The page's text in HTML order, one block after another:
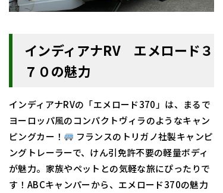
インディアナRV エメロード３
７０の魅力
インディアナRVの「エメロード370」は、まるで
ヨーロッパ風のコンパクトヴィラのようなキャン
ピングカー！
フランスのトリガノ社製キャンピ
ングトレーラーで、けん引免許不要の軽量ボディ
が魅力。家族やペットとの気軽な旅にぴったりで
す！ABCキャンパーから、エメロード370の魅力